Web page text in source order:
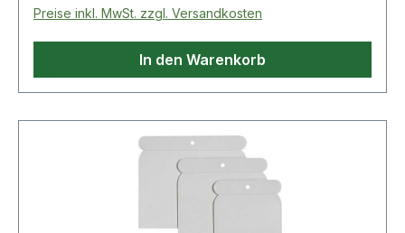
Preise inkl. MwSt. zzgl. Versandkosten
In den Warenkorb